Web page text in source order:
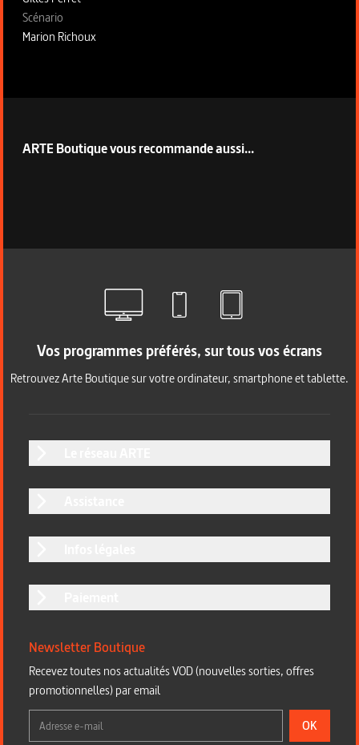
Scénario
Marion Richoux
ARTE Boutique vous recommande aussi...
Vos programmes préférés, sur tous vos écrans
Retrouvez Arte Boutique sur votre ordinateur, smartphone et tablette.
Newsletter Boutique
Recevez toutes nos actualités VOD (nouvelles sorties, offres
promotionnelles) par email
OK